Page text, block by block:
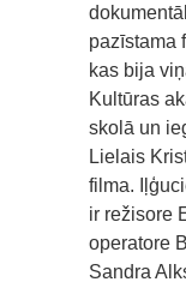
pazīstama
kas bija
Kultūras
skolā un
Lielais
filma.
ir režisore
operatore
Sandra